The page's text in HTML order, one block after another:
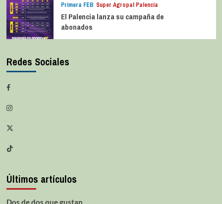
Primera FEB Super Agropal Palencia
El Palencia lanza su campaña de
abonados
Redes Sociales
Últimos artículos
Dos de dos que gustan